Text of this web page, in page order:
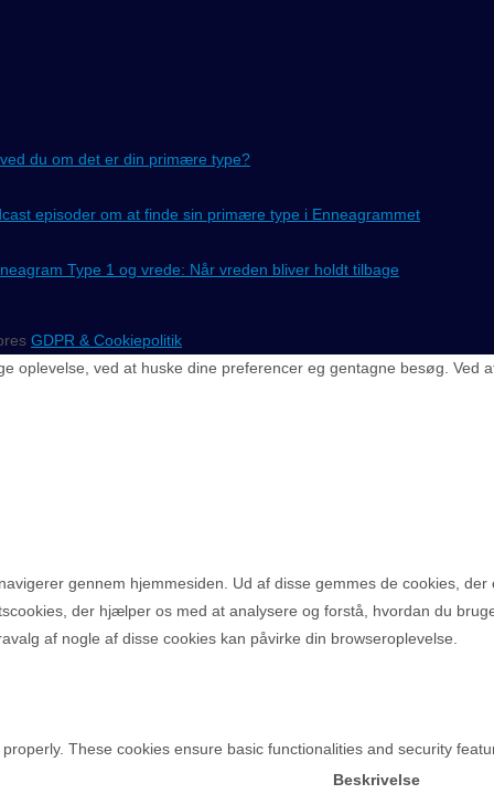
du om det er din primære type?
episoder om at finde sin primære type i Enneagrammet
Type 1 og vrede: Når vreden bliver holdt tilbage
GDPR & Cookiepolitik
oplevelse, ved at huske dine preferencer eg gentagne besøg. Ved
gennem hjemmesiden. Ud af disse gemmes de cookies,
der hjælper os med at analysere og forstå, hvordan du
af nogle af disse cookies kan påvirke din browseroplevelse.
These cookies ensure basic functionalities and security
Beskrivelse